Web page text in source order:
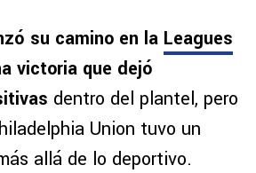
su camino en la Leagues
victoria que dejó
dentro del plantel, pero
Union tuvo un
allá de lo deportivo.